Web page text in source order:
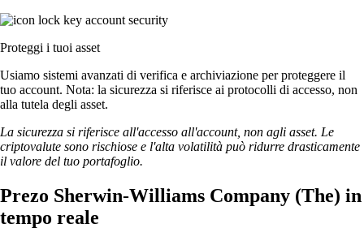
Proteggi i tuoi asset
Usiamo sistemi avanzati di verifica e archiviazione per proteggere il
tuo account. Nota: la sicurezza si riferisce ai protocolli di accesso, non
alla tutela degli asset.
La sicurezza si riferisce all'accesso all'account, non agli asset. Le
criptovalute sono rischiose e l'alta volatilità può ridurre drasticamente
il valore del tuo portafoglio.
Prezo Sherwin-Williams Company (The) in
tempo reale